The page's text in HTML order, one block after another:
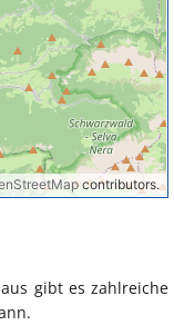
gibt es zahlreiche